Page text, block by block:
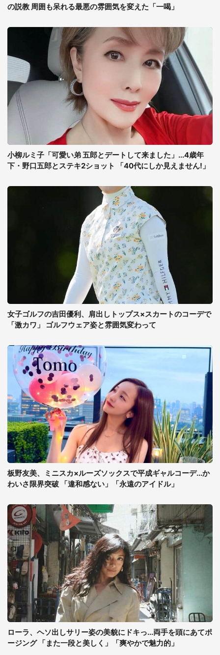
の説教 周囲も呆れる最悪の雰囲気を変えた「一喝」
小柳ルミ子「可愛い弟 五郎とデートして来ました」...4歳年
下・野口五郎とステキ2ショット 「40代にしか見えません!」
女子ゴルフの吉田優利、肩出しトップス×スカートのコーデで
「激カワ」 ゴルフウェア姿と雰囲気変わって
板野友美、ミニスカ×ルーズソックスで平成ギャルコーデ...か
わいさ限界突破 「違和感ない」「永遠のアイドル」
ローラ、ヘソ出しサリー姿の美貌にドキっ...両手を頭にあてポ
ージング 「また一段と美しく」「爽やかで魅力的」